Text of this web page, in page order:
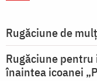
Rugăciune de
Rugăciune
înaintea icoanei